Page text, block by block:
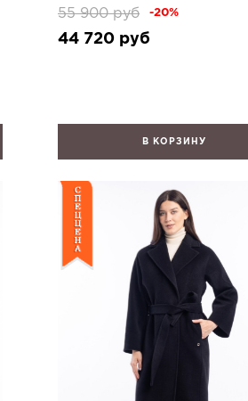
55 900 руб -20%
44 720 руб
В КОРЗИНУ